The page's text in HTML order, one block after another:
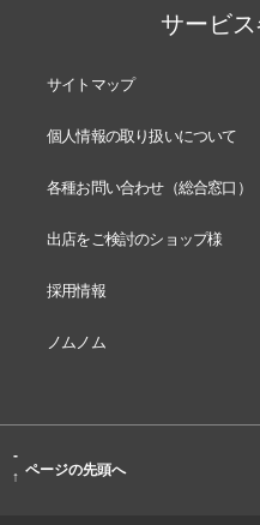
サービ
サイトマップ
個人情報の取り扱いについて
各種お問い合わせ（総合窓口）
出店をご検討のショップ様
採用情報
ノムノム
-
↑ ページの先頭へ